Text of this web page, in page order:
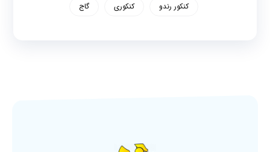
کنکور رندو کنکوری گاج